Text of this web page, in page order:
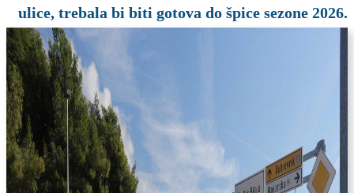
ulice, trebala bi biti gotova do špice sezone 2026.